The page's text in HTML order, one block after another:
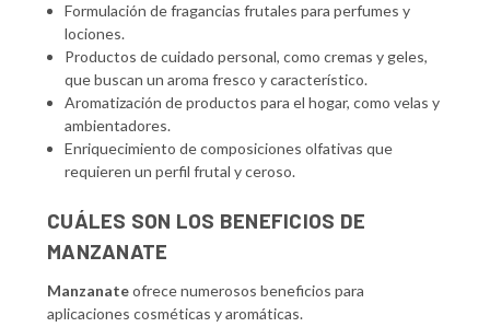
Formulación de fragancias frutales para perfumes y
lociones.
Productos de cuidado personal, como cremas y geles,
que buscan un aroma fresco y característico.
Aromatización de productos para el hogar, como velas y
ambientadores.
Enriquecimiento de composiciones olfativas que
requieren un perfil frutal y ceroso.
CUÁLES SON LOS BENEFICIOS DE
MANZANATE
Manzanateofrece numerosos beneficios para
aplicaciones cosméticas y aromáticas.